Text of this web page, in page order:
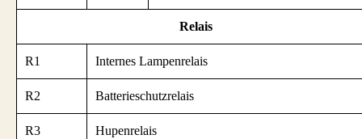
Relais
R1 Internes Lampenrelais
R2 Batterieschutzrelais
R3 Hupenrelais